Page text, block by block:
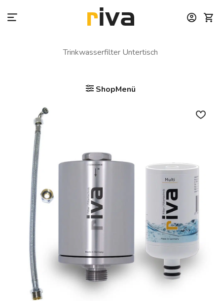
Inhalt
Trinkwasserfilter Untertisch
ShopMenü